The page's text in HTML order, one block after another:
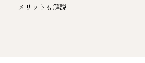
メリットも解説